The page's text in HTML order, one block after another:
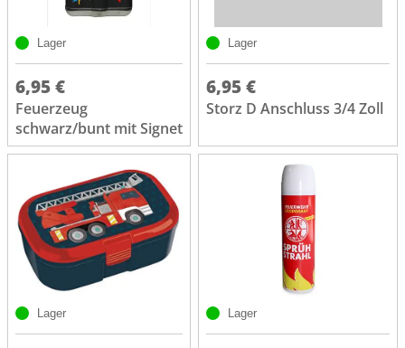
Lager
6,95 €
Feuerzeug
schwarz/bunt mit Signet
Lager
6,95 €
Storz D Anschluss 3/4 Zoll
Lager Lager